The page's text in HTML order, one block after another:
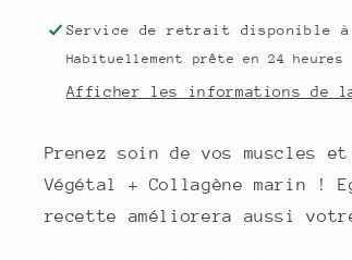
g
g
Service de retrait disponible à
Habituellement prête en 24 heures
Afficher les informations de
Prenez soin de vos muscles
Végétal + Collagène marin !
recette améliorera aussi